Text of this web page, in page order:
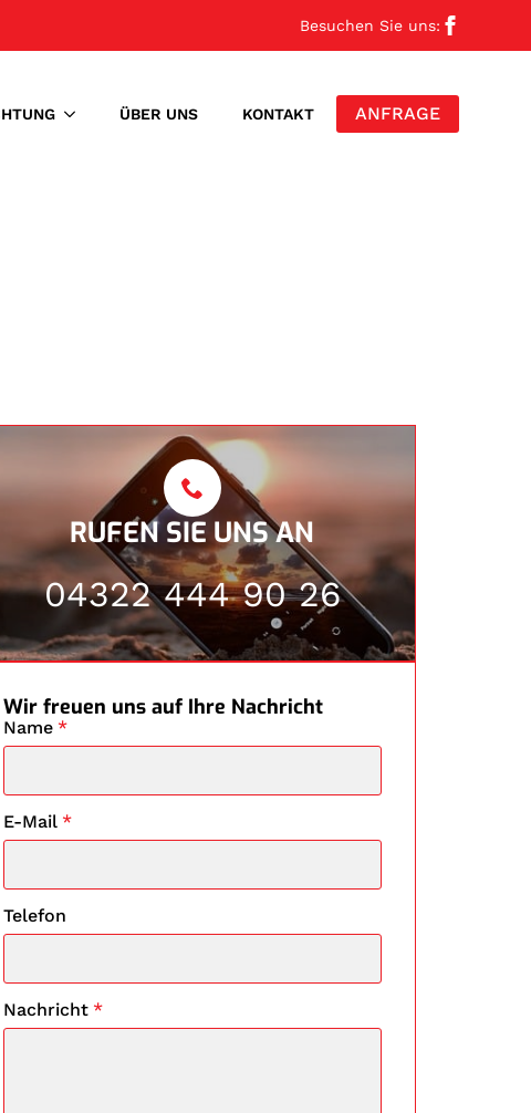
Besuchen Sie uns:
ÜBER UNS KONTAKT ANFRAGE
RUFEN SIE UNS AN
04322 444 90 26
Wir freuen uns auf Ihre Nachricht
Name *
E-Mail *
Telefon
Nachricht *